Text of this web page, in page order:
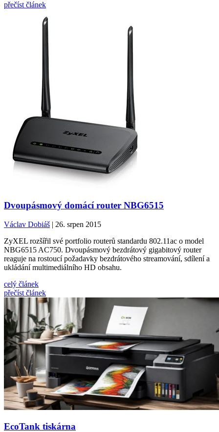
přečíst článek
Dvoupásmový domácí router NBG6515
Václav Dobiáš| 26. srpen 2015
ZyXEL rozšířil své portfolio routerů standardu 802.11ac o model
NBG6515 AC750. Dvoupásmový bezdrátový gigabitový router
reaguje na rostoucí požadavky bezdrátového streamování, sdílení a
ukládání multimediálního HD obsahu.
celý článek
přečíst článek
EcoTank tiskárna